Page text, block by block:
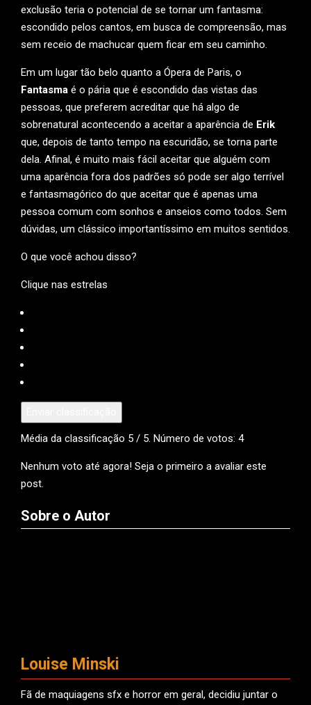
exclusão teria o potencial de se tornar um fantasma:
escondido pelos cantos, em busca de compreensão, mas
sem receio de machucar quem ficar em seu caminho.
Em um lugar tão belo quanto a Ópera de Paris, o
Fantasma é o pária que é escondido das vistas das
pessoas, que preferem acreditar que há algo de
sobrenatural acontecendo a aceitar a aparência de Erik
que, depois de tanto tempo na escuridão, se torna parte
dela. Afinal, é muito mais fácil aceitar que alguém com
uma aparência fora dos padrões só pode ser algo terrível
e fantasmagórico do que aceitar que é apenas uma
pessoa comum com sonhos e anseios como todos. Sem
dúvidas, um clássico importantíssimo em muitos sentidos.
O que você achou disso?
Clique nas estrelas
Média da classificação 5 / 5. Número de votos: 4
Nenhum voto até agora! Seja o primeiro a avaliar este
post.
Sobre o Autor
Louise Minski
Fã de maquiagens sfx e horror em geral, decidiu juntar o